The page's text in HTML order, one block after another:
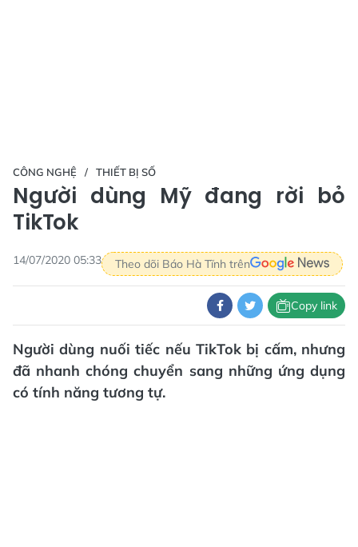
CÔNG NGHỆ THIẾT BỊ SỐ
Người dùng Mỹ đang rời bỏ
TikTok
14/07/2020 05:33 Theo dõi Báo Hà Tĩnh trên
Copy link
Người dùng nuối tiếc nếu TikTok bị cấm, nhưng
đã nhanh chóng chuyển sang những ứng dụng
có tính năng tương tự.